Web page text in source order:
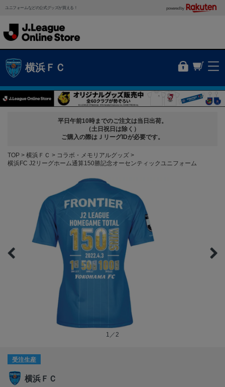
ユニフォームなどの公式グッズが買える！ powered by
横浜ＦＣ
平日午前10時までのご注文は当日出荷。
（土日祝日は除く）
ご購入の際はＪリーグIDが必要です。
TOP 横浜ＦＣ
コラボ・メモリアルグッズ
横浜FC J2リーグホーム通算150勝記念オーセンティックユニフォーム
1／2
受注生産
横浜ＦＣ